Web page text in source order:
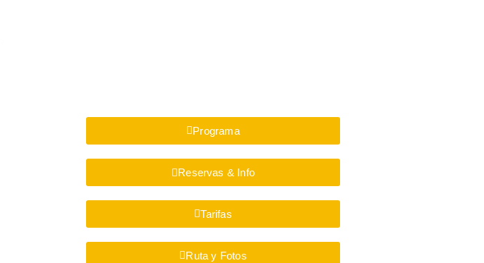
Programa
Reservas & Info
Tarifas
Ruta y Fotos